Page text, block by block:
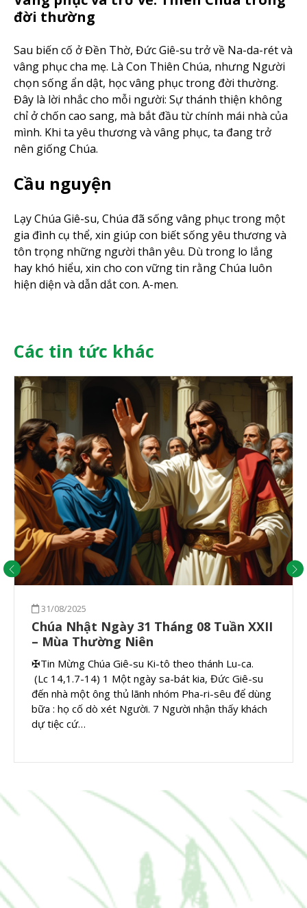
đời thường
Sau biến cố ở Đền Thờ, Đức Giê-su trở về Na-da-rét và
vâng phục cha mẹ. Là Con Thiên Chúa, nhưng Người
chọn sống ẩn dật, học vâng phục trong đời thường.
Đây là lời nhắc cho mỗi người: Sự thánh thiện không
chỉ ở chốn cao sang, mà bắt đầu từ chính mái nhà của
mình. Khi ta yêu thương và vâng phục, ta đang trở
nên giống Chúa.
Cầu nguyện
Lạy Chúa Giê-su, Chúa đã sống vâng phục trong một
gia đình cụ thể, xin giúp con biết sống yêu thương và
tôn trọng những người thân yêu. Dù trong lo lắng
hay khó hiểu, xin cho con vững tin rằng Chúa luôn
hiện diện và dẫn dắt con. A-men.
Các tin tức khác
31/08/2025
Chúa Nhật Ngày 31 Tháng 08 Tuần XXII
– Mùa Thường Niên
✠Tin Mừng Chúa Giê-su Ki-tô theo thánh Lu-ca.
(Lc 14,1.7-14) 1 Một ngày sa-bát kia, Đức Giê-su
đến nhà một ông thủ lãnh nhóm Pha-ri-sêu để dùng
bữa : họ cố dò xét Người. 7 Người nhận thấy khách
dự tiệc cứ…